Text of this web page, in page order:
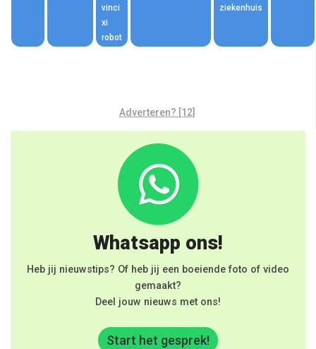
vinci
xi
robot
ziekenhuis
Adverteren? [12]
Whatsapp ons!
Heb jij nieuwstips? Of heb jij een boeiende foto of video
gemaakt?
Deel jouw nieuws met ons!
Start het gesprek!